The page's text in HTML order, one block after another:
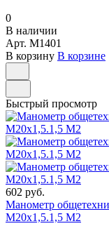
0
В наличии
Арт. M1401
В корзину В корзине
Быстрый просмотр
602 руб.
Манометр
М20х1,5.1,5 М2